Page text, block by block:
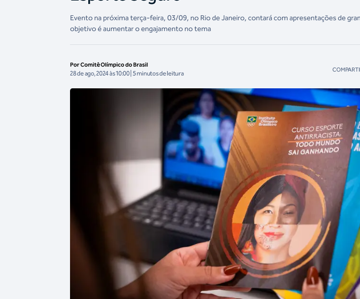
Evento na próxima terça-feira, 03/09, no Rio de Janeiro, contará com apresentações de
objetivo é aumentar o engajamento no tema
Por Comitê Olímpico do Brasil
28 de ago, 2024 às 10:00 | 5 minutos de leitura